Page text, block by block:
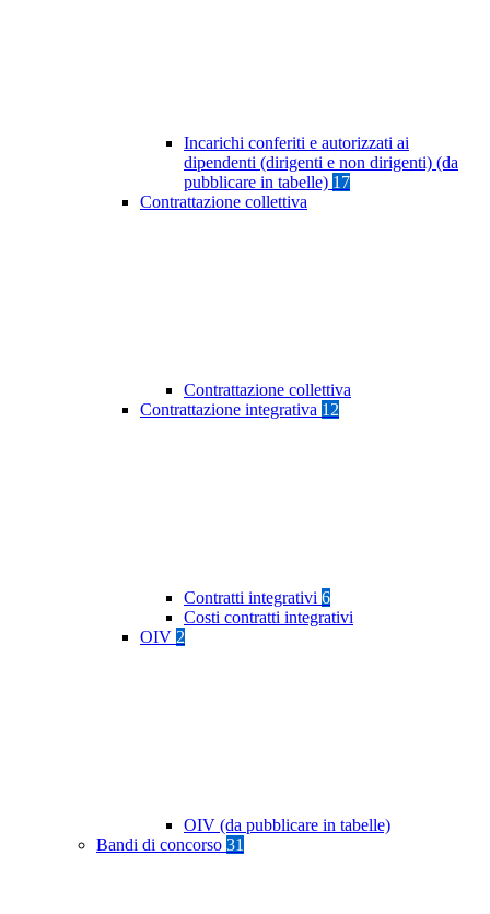
Incarichi conferiti e autorizzati ai
dipendenti (dirigenti e non dirigenti) (da
pubblicare in tabelle) 17
Contrattazione collettiva
Contrattazione collettiva
Contrattazione integrativa 12
Contratti integrativi 6
Costi contratti integrativi
OIV 2
OIV (da pubblicare in tabelle)
Bandi di concorso 31